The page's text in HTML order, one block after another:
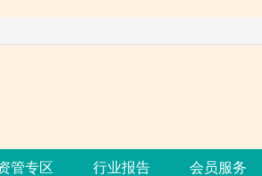
管专区 行业报告 会员服务